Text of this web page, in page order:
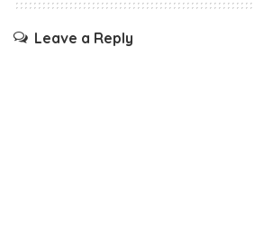
Leave a Reply